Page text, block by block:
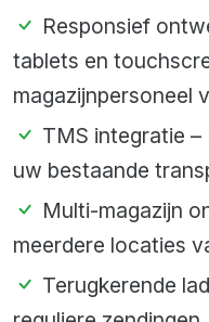
Responsief
tablets en
magazijnpersoneel
TMS integratie
uw bestaande
Multi-magazijn
meerdere locaties
Terugkerende